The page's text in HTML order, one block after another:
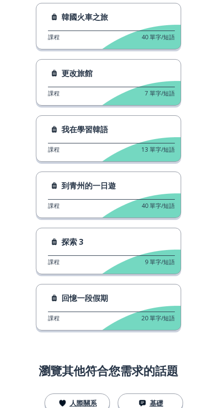
韓國火車之旅
課程 40單字/短語
更改旅館
課程 7 單字/短語
我在學習韓語
課程 13 單字/短語
到青州的一日遊
課程 40單字/短語
探索 3
課程 9單字/短語
回憶一段假期
課程 20單字/短語
瀏覽其他符合您需求的話題
人際關系 基礎